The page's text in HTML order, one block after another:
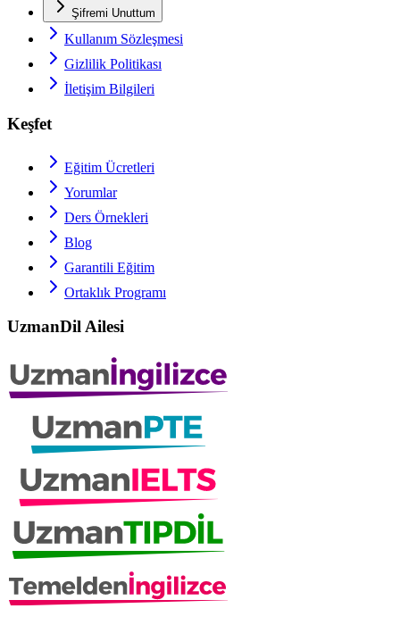
Şifremi Unuttum
Kullanım Sözleşmesi
Gizlilik Politikası
İletişim Bilgileri
Keşfet
Eğitim Ücretleri
Yorumlar
Ders Örnekleri
Blog
Garantili Eğitim
Ortaklık Programı
UzmanDil Ailesi